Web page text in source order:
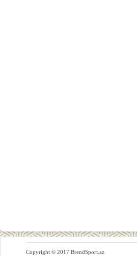
Copyright © 2017 BrendSport.az